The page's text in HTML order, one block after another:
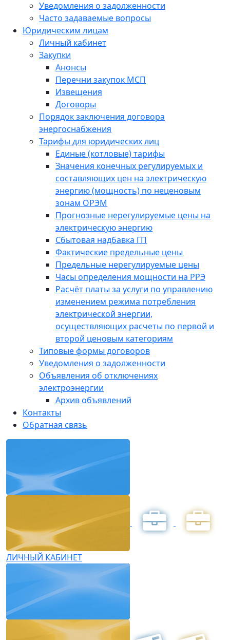
Уведомления о задолженности
Часто задаваемые вопросы
Юридическим лицам
Личный кабинет
Закупки
Анонсы
Перечни закупок МСП
Извещения
Договоры
Порядок заключения договора
энергоснабжения
Тарифы для юридических лиц
Единые (котловые) тарифы
Значения конечных регулируемых и
составляющих цен на электрическую
энергию (мощность) по неценовым
зонам ОРЭМ
Прогнозные нерегулируемые цены на
электрическую энергию
Сбытовая надбавка ГП
Фактические предельные цены
Предельные нерегулируемые цены
Часы определения мощности на РРЭ
Расчёт платы за услуги по управлению
изменением режима потребления
электрической энергии,
осуществляющих расчеты по первой и
второй ценовым категориям
Типовые формы договоров
Уведомления о задолженности
Объявления об отключениях
электроэнергии
Архив объявлений
Контакты
Обратная связь
ЛИЧНЫЙ КАБИНЕТ